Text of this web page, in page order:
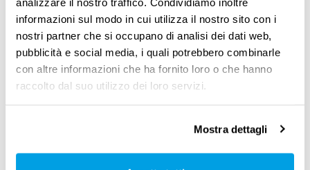
informazioni sul modo in cui utilizza il nostro sito con i
nostri partner che si occupano di analisi dei dati web,
pubblicità e social media, i quali potrebbero combinarle
con altre informazioni che ha fornito loro o che hanno
raccolto dal suo utilizzo dei loro servizi.
Mostra dettagli
eventuali figli minori conviventi che possono
essere iscritti sul permesso di soggiorno, il
luogoin cui intende soggiornare e ilmotivo
del soggiorno in Italia.
Presenza irregolare in Italia